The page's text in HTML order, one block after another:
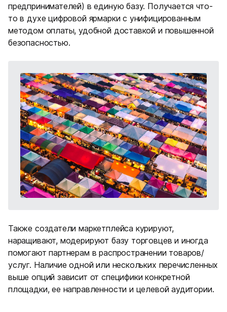
предпринимателей) в единую базу. Получается что-
то в духе цифровой ярмарки с унифицированным
методом оплаты, удобной доставкой и повышенной
безопасностью.
Также создатели маркетплейса курируют,
наращивают, модерируют базу торговцев и иногда
помогают партнерам в распространении товаров/
услуг. Наличие одной или нескольких перечисленных
выше опций зависит от специфики конкретной
площадки, ее направленности и целевой аудитории.